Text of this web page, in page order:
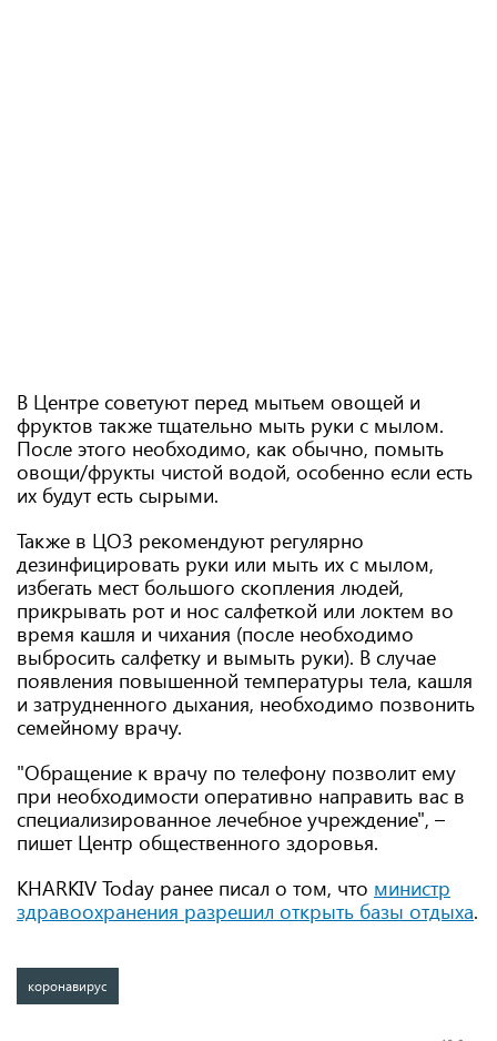
В Центре советуют перед мытьем овощей и
фруктов также тщательно мыть руки с мылом.
После этого необходимо, как обычно, помыть
овощи/фрукты чистой водой, особенно если есть
их будут есть сырыми.
Также в ЦОЗ рекомендуют регулярно
дезинфицировать руки или мыть их с мылом,
избегать мест большого скопления людей,
прикрывать рот и нос салфеткой или локтем во
время кашля и чихания (после необходимо
выбросить салфетку и вымыть руки). В случае
появления повышенной температуры тела, кашля
и затрудненного дыхания, необходимо позвонить
семейному врачу.
"Обращение к врачу по телефону позволит ему
при необходимости оперативно направить вас в
специализированное лечебное учреждение", –
пишет Центр общественного здоровья.
KHARKIV Today ранее писал о том, что министр
здравоохранения разрешил открыть базы отдыха.
коронавирус